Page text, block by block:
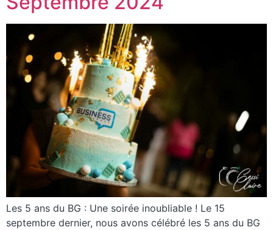
Les 5 ans du BG : Une soirée inoubliable ! Le 15
septembre dernier, nous avons célébré les 5 ans du BG